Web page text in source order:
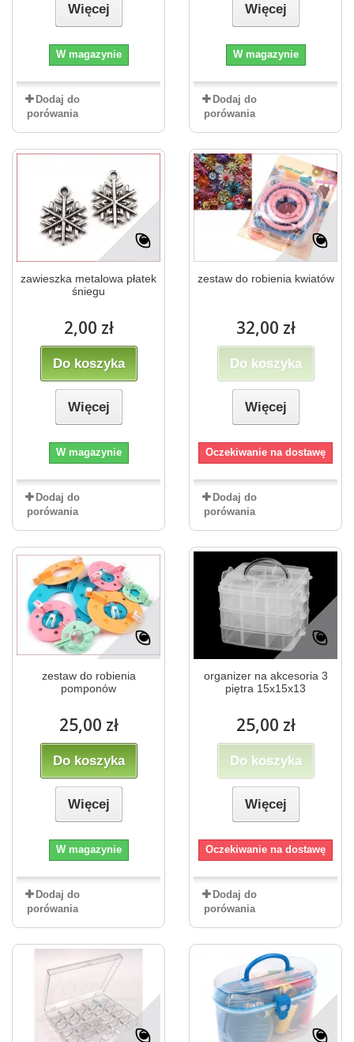
Więcej
W magazynie
Dodaj do
porówania
Więcej
W magazynie
Dodaj do
porówania
zawieszka metalowa płatek
śniegu
2,00 zł
Do koszyka
Więcej
W magazynie
Dodaj do
porówania
zestaw do robienia kwiatów
32,00 zł
Do koszyka
Więcej
Oczekiwanie na dostawę
Dodaj do
porówania
zestaw do robienia
pomponów
25,00 zł
Do koszyka
Więcej
W magazynie
Dodaj do
porówania
organizer na akcesoria 3
piętra 15x15x13
25,00 zł
Do koszyka
Więcej
Oczekiwanie na dostawę
Dodaj do
porówania